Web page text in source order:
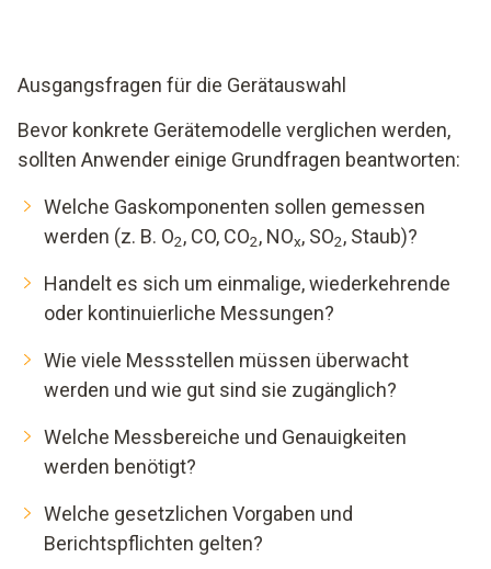
Ausgangsfragen für die Gerätauswahl
Bevor konkrete Gerätemodelle verglichen werden,
sollten Anwender einige Grundfragen beantworten:
Welche Gaskomponenten sollen gemessen
werden (z. B. O2, CO, CO2, NOx, SO2, Staub)?
Handelt es sich um einmalige, wiederkehrende
oder kontinuierliche Messungen?
Wie viele Messstellen müssen überwacht
werden und wie gut sind sie zugänglich?
Welche Messbereiche und Genauigkeiten
werden benötigt?
Welche gesetzlichen Vorgaben und
Berichtspflichten gelten?